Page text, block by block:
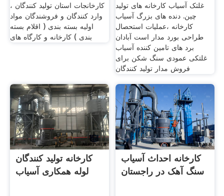
کارخانجات استان تولید کنندگان ،
وارد کنندگان و فروشندگان مواد
اولیه بسته بندی ( اقلام بسته
بندی ) کارخانه و کارگاه های
غلتک آسیاب کارخانه های تولید
چین. دنده های بزرگ آسیاب
کارخانه ،عملیات استحصال
طراحی بورد مدار است آبادان
برد های تامین کننده آسیاب
غلتکی عمودی سنگ شکن برای
فروش مدار تولید کنندگان
کارخانه تولید کنندگان
لوله همکاری آسیاب
کارخانه احداث آسیاب
سنگ آهک در راجستان